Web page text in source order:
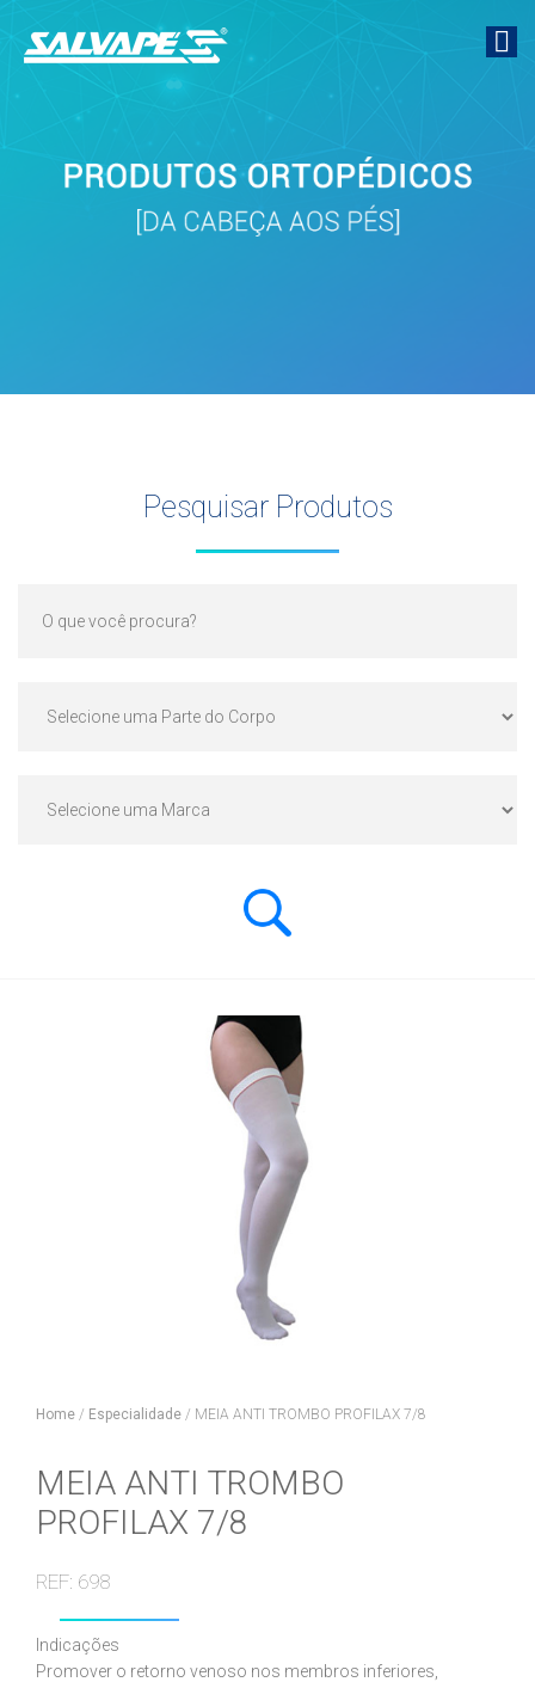
Pesquisar Produtos
Home / Especialidade / MEIA ANTI TROMBO PROFILAX 7/8
MEIA ANTI TROMBO
PROFILAX 7/8
REF: 698
Indicações
Promover o retorno venoso nos membros inferiores,